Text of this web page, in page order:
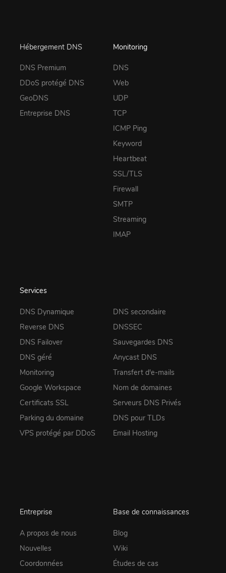
Hébergement DNS
DNS Premium
DDoS protégé DNS
GeoDNS
Entreprise DNS
Monitoring
DNS
Web
UDP
TCP
ICMP Ping
Keyword
Heartbeat
SSL/TLS
Firewall
SMTP
Streaming
IMAP
Services
DNS Dynamique
Reverse DNS
DNS Failover
DNS géré
Monitoring
Google Workspace
Certificats SSL
Parking du domaine
VPS protégé par DDoS
DNS secondaire
DNSSEC
Sauvegardes DNS
Anycast DNS
Transfert d'e-mails
Nom de domaines
Serveurs DNS Privés
DNS pour TLDs
Email Hosting
Entreprise
A propos de nous
Nouvelles
Coordonnées
Base de connaissances
Blog
Wiki
Études de cas